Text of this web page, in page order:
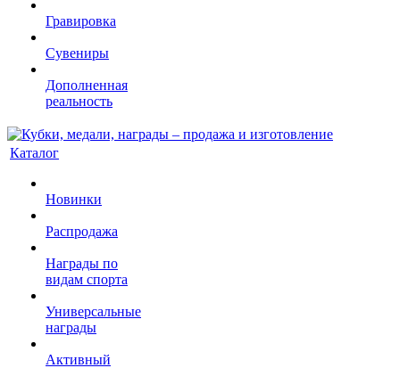
Гравировка
Сувениры
Дополненная
реальность
Каталог
Новинки
Распродажа
Награды по
видам спорта
Универсальные
награды
Активный